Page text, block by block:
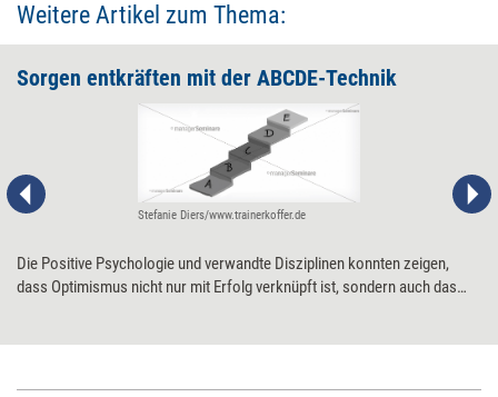
Weitere Artikel zum Thema:
Sorgen entkräften mit der ABCDE-Technik
Stefanie Diers/www.trainerkoffer.de
Die Positive Psychologie und verwandte Disziplinen konnten zeigen,
dass Optimismus nicht nur mit Erfolg verknüpft ist, sondern auch das